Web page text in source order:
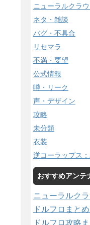
ニューラルクラウ
ネタ・雑談
バグ・不具合
リセマラ
不満・要望
公式情報
噂・リーク
声・デザイン
攻略
未分類
衣装
逆コーラップス
おすすめアンテ
ニューラルク
ドルフロまと
ドルフロ攻略